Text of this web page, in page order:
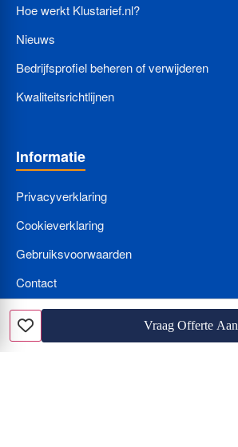
Favoriet
Vraag Offerte Aan
Hoe werkt Klustarief.nl?
Nieuws
Bedrijfsprofiel beheren of verwijderen
Kwaliteitsrichtlijnen
Informatie
Privacyverklaring
Cookieverklaring
Gebruiksvoorwaarden
Contact
Bedrijf Aanmelden